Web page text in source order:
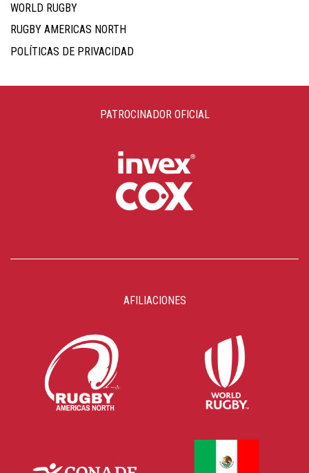
WORLD RUGBY
RUGBY AMERICAS NORTH
POLÍTICAS DE PRIVACIDAD
PATROCINADOR OFICIAL
AFILIACIONES